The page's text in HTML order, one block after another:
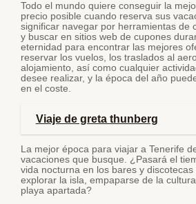
Todo el mundo quiere conseguir la
precio posible cuando reserva sus
significar navegar por herramientas de
y buscar en sitios web de cupones
eternidad para encontrar las mejores
reservar los vuelos, los traslados al
alojamiento, así como cualquier
desee realizar, y la época del año
en el coste.
Viaje de greta thunberg
La mejor época para viajar a Tenerife
vacaciones que busque. ¿Pasará el
vida nocturna en los bares y
explorar la isla, empaparse de la
playa apartada?